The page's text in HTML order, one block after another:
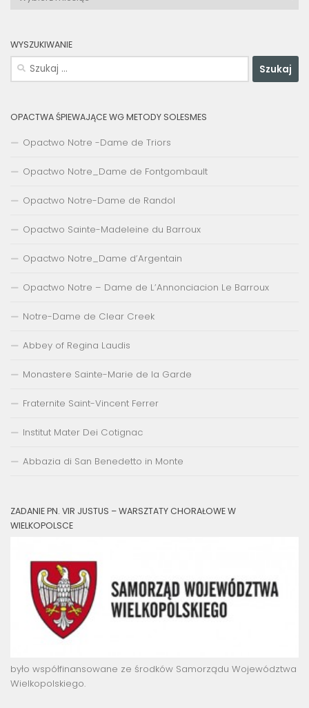
WYSZUKIWANIE
Szukaj:
OPACTWA ŚPIEWAJĄCE WG METODY SOLESMES
Opactwo Notre -Dame de Triors
Opactwo Notre_Dame de Fontgombault
Opactwo Notre-Dame de Randol
Opactwo Sainte-Madeleine du Barroux
Opactwo Notre_Dame d’Argentain
Opactwo Notre – Dame de L’Annonciacion Le Barroux
Notre-Dame de Clear Creek
Abbey of Regina Laudis
Monastere Sainte-Marie de la Garde
Fraternite Saint-Vincent Ferrer
Institut Mater Dei Cotignac
Abbazia di San Benedetto in Monte
ZADANIE PN. VIR JUSTUS – WARSZTATY CHORAŁOWE W
WIELKOPOLSCE
było współfinansowane ze środków Samorządu Województwa
Wielkopolskiego.